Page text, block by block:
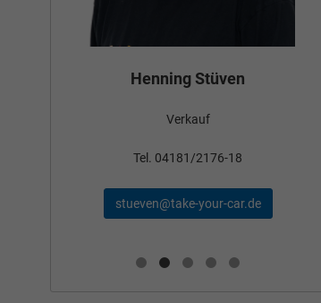
Henning Stüven
Verkauf
Tel. 04181/2176-18
stueven@take-your-car.de